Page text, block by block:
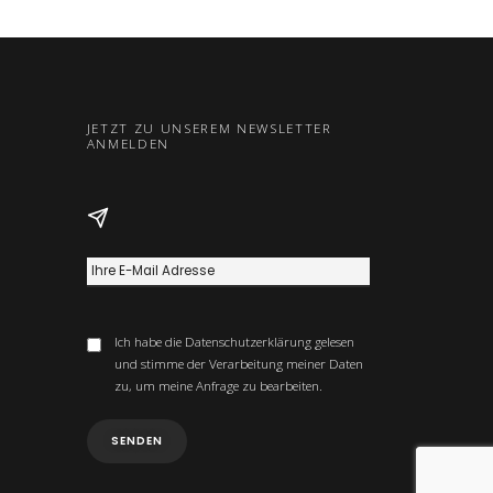
JETZT ZU UNSEREM NEWSLETTER
ANMELDEN
Ich habe die Datenschutzerklärunggelesen
und stimme der Verarbeitung meiner Daten
zu, um meine Anfrage zu bearbeiten.